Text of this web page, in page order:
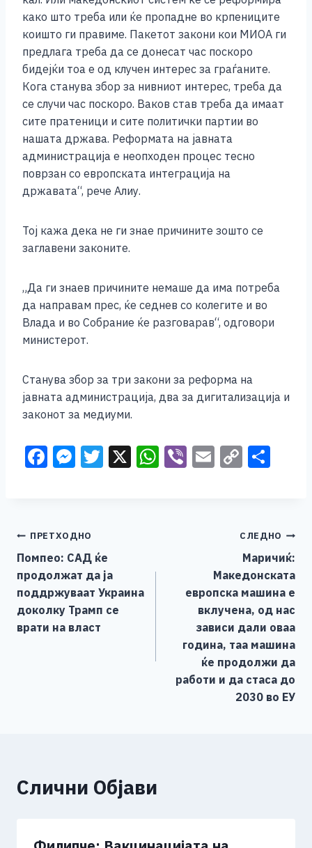
како што треба или ќе пропадне во крпениците
коишто ги правиме. Пакетот закони кои МИОА ги
предлага треба да се донесат час поскоро
бидејќи тоа е од клучен интерес за граѓаните.
Кога станува збор за нивниот интерес, треба да
се случи час поскоро. Ваков став треба да имаат
сите пратеници и сите политички партии во
нашата држава. Реформата на јавната
администрација е неопходен процес тесно
поврзан со европската интеграција на
државата“, рече Алиу.
Тој кажа дека не ги знае причините зошто се
заглавени законите.
„Да ги знаев причините немаше да има потреба
да направам прес, ќе седнев со колегите и во
Влада и во Собрание ќе разговарав“, одговори
министерот.
Станува збор за три закони за реформа на
јавната администрација, два за дигитализација и
законот за медиуми.
F
b
o
o
k
M
n
g
er
T X W Vi E C
Li
n
k
Навигација
на
напис
ПРЕТХОДНО
Помпео: САД ќе
продолжат да ја
поддржуваат Украина
доколку Трамп се
врати на власт
СЛЕДНО
Маричиќ:
Македонската
европска машина е
вклучена, од нас
зависи дали оваа
година, таа машина
ќе продолжи да
работи и да стаса до
2030 во ЕУ
Слични Објави